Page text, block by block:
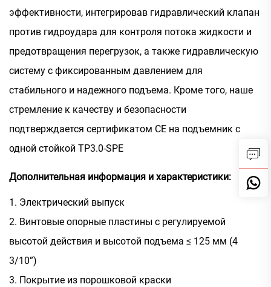
эффективности, интегрировав гидравлический клапан
против гидроудара для контроля потока жидкости и
предотвращения перегрузок, а также гидравлическую
систему с фиксированным давлением для
стабильного и надежного подъема. Кроме того, наше
стремление к качеству и безопасности
подтверждается сертификатом СЕ на подъемник с
одной стойкой TP3.0-SPE
Дополнительная информация и характеристики:
1. Электрический выпуск
2. Винтовые опорные пластины с регулируемой
высотой действия и высотой подъема ≤ 125 мм (4
3/10”)
3. Покрытие из порошковой краски